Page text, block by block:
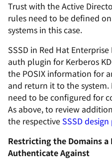
Trust with the Active
rules need to be defined
systems in this case.
SSSD in Red Hat
auth plugin for Kerberos
the POSIX information for
and return it to the system.
need to be configured for
As above, to review
the respective SSSD design
Restricting the Domains a
Authenticate Against